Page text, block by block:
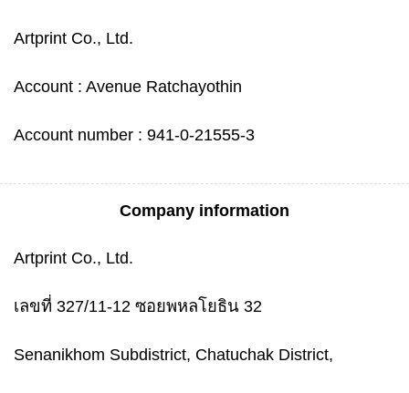
Artprint Co., Ltd.
Account : Avenue Ratchayothin
Account number : 941-0-21555-3
Company information
Artprint Co., Ltd.
เลขที่ 327/11-12 ซอยพหลโยธิน 32
Senanikhom Subdistrict, Chatuchak District,